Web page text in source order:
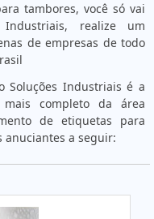
tambores, você só vai
realize um
de empresas de todo
Soluções Industriais é a
completo da área
de etiquetas para
anuciantes a seguir: